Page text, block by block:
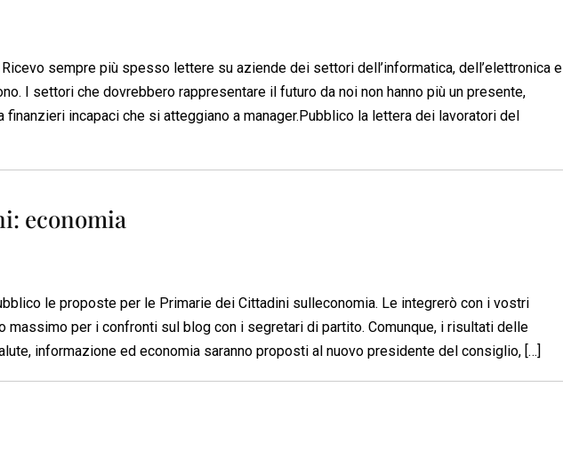
Ricevo sempre più spesso lettere su aziende dei settori dell’informatica, dell’elettronica e
I settori che dovrebbero rappresentare il futuro da noi non hanno più un presente,
incapaci che si atteggiano a manager.Pubblico la lettera dei lavoratori del
economia
le proposte per le Primarie dei Cittadini sulleconomia. Le integrerò con i vostri
massimo per i confronti sul blog con i segretari di partito. Comunque, i risultati delle
informazione ed economia saranno proposti al nuovo presidente del consiglio, […]